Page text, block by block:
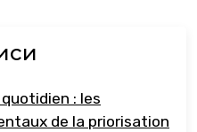
: les
de la priorisation